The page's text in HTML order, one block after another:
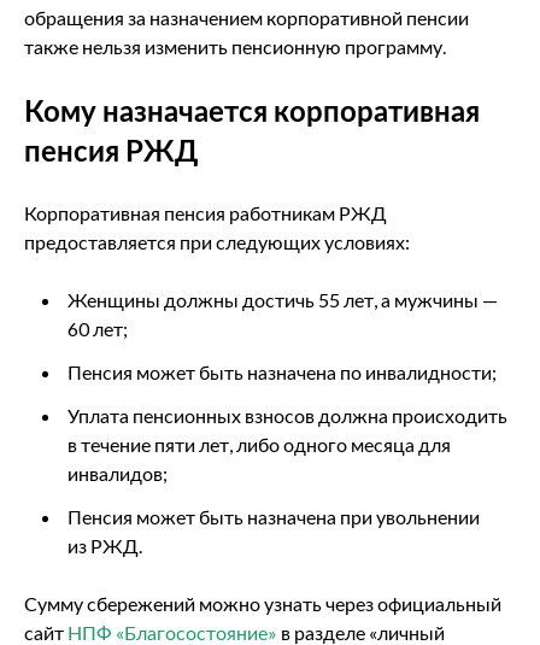
обращения за назначением корпоративной пенсии
также нельзя изменить пенсионную программу.
Кому назначается корпоративная
пенсия РЖД
Корпоративная пенсия работникам РЖД
предоставляется при следующих условиях:
Женщины должны достичь 55 лет, а мужчины —
60 лет;
Пенсия может быть назначена по инвалидности;
Уплата пенсионных взносов должна происходить
в течение пяти лет, либо одного месяца для
инвалидов;
Пенсия может быть назначена при увольнении
из РЖД.
Сумму сбережений можно узнать через официальный
сайт НПФ «Благосостояние» в разделе «личный